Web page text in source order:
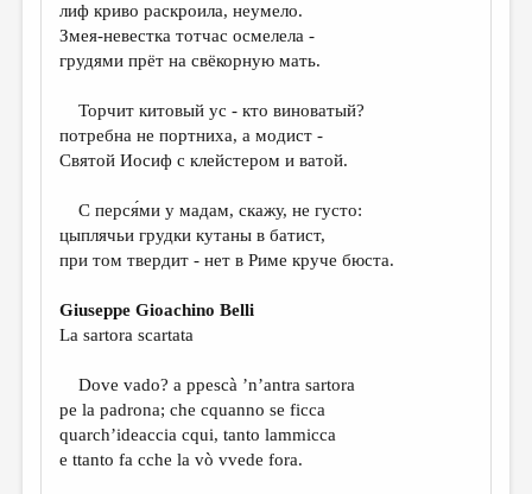
ДАЙДЖЕСТ
ПРОИЗВЕДЕНИЯ
КОНКУРСЫ
КНИЖНАЯ ПОЛКА
ОБЗОР ЛИТЕРАТУРЫ
СТРАНИЦЫ ПАМЯТИ
ОБЪЯВЛЕНИЯ
РЕДКОЛЛЕГИЯ
лиф криво раскроила, неумело.
Змея-невестка тотчас осмелела -
грудями прёт на свёкорную мать.
Торчит китовый ус - кто виноватый?
потребна не портниха, а модист -
Святой Иосиф с клейстером и ватой.
С перся́ми у мадам, скажу, не густо:
цыплячьи грудки кутаны в батист,
при том твердит - нет в Риме круче бюста.
Giuseppe Gioachino Belli
La sartora scartata
Dove vado? a ppescà ’n’antra sartora
pe la padrona; che cquanno se ficca
quarch’ideaccia cqui, tanto lammicca
e ttanto fa cche la vò vvede fora.